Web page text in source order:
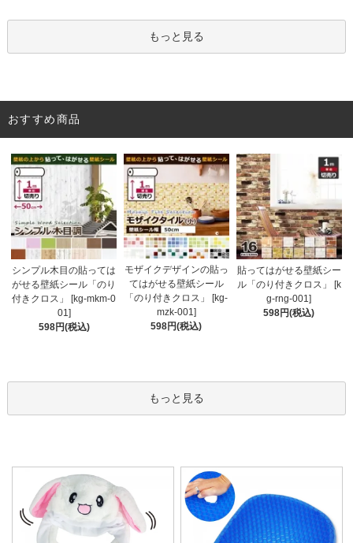
もっと見る
おすすめ商品
シンプル木目の貼っては
がせる壁紙シール「のり
付きクロス」 [kg-mkm-0
01]
598円(税込)
モザイクデザインの貼っ
てはがせる壁紙シール
「のり付きクロス」 [kg-
mzk-001]
598円(税込)
貼ってはがせる壁紙シー
ル「のり付きクロス」 [k
g-rng-001]
598円(税込)
もっと見る